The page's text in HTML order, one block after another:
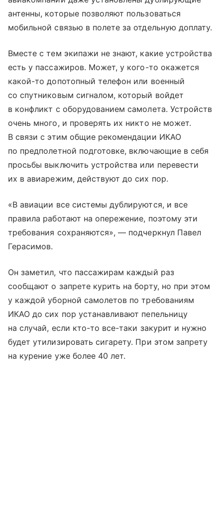
антенны, которые позволяют пользоваться
мобильной связью в полете за отдельную доплату.
Вместе с тем экипажи не знают, какие устройства
есть у пассажиров. Может, у кого-то окажется
какой-то допотопный телефон или военный
со спутниковым сигналом, который войдет
в конфликт с оборудованием самолета. Устройств
очень много, и проверять их никто не может.
В связи с этим общие рекомендации ИКАО
по предполетной подготовке, включающие в себя
просьбы выключить устройства или перевести
их в авиарежим, действуют до сих пор.
«В авиации все системы дублируются, и все
правила работают на опережение, поэтому эти
требования сохраняются», — подчеркнул Павел
Герасимов.
Он заметил, что пассажирам каждый раз
сообщают о запрете курить на борту, но при этом
у каждой уборной самолетов по требованиям
ИКАО до сих пор устанавливают пепельницу
на случай, если кто-то все-таки закурит и нужно
будет утилизировать сигарету. При этом запрету
на курение уже более 40 лет.